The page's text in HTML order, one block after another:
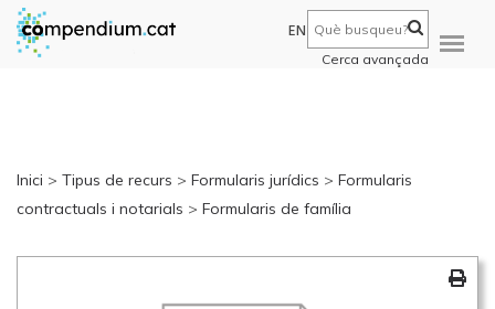
EN
Cerca avançada
Inici > Tipus de recurs > Formularis jurídics > Formularis
contractuals i notarials > Formularis de família